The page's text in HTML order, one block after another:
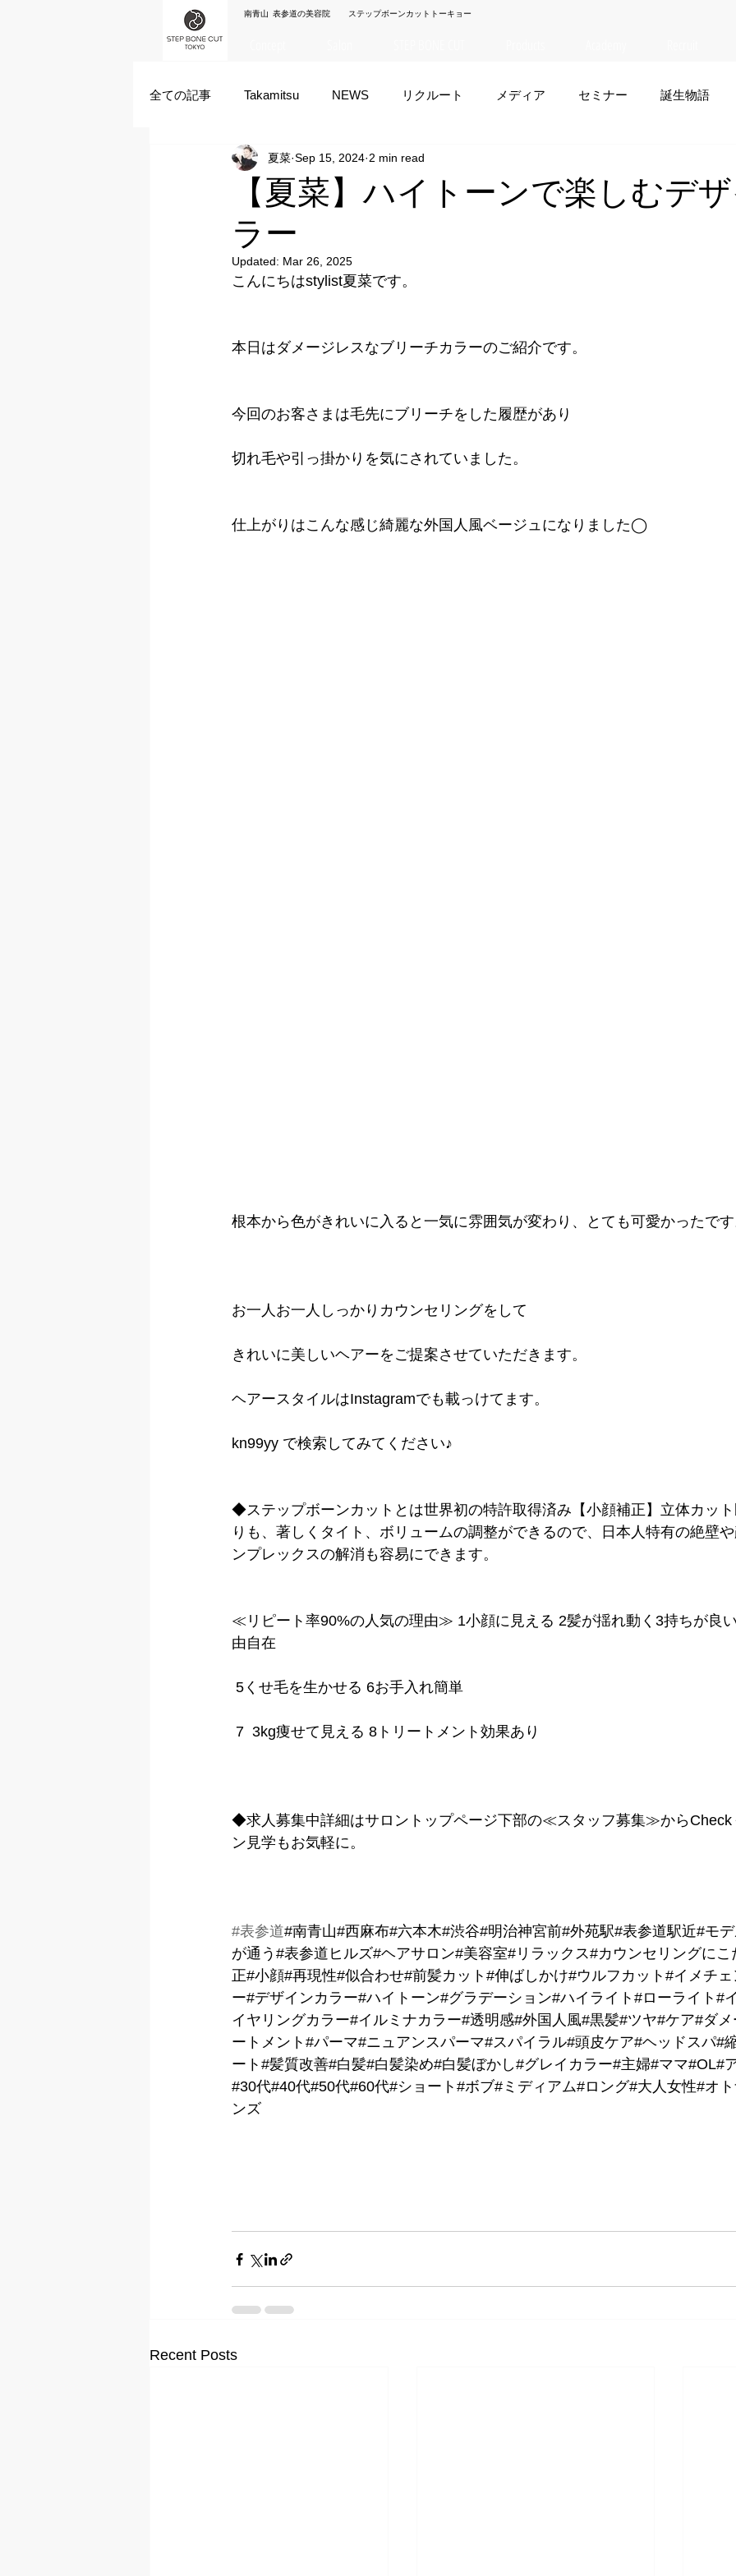
南青山 表参道の美容院 ステップボーンカットトーキョー
全ての記事 Takamitsu NEWS リクルート メディア セミナー 誕生物語
Akane Kanda HAYATO 夏菜
ズシヒロヤ
【夏菜】ハイトーンで楽しむデ
ラー
夏菜 Sep 15, 2024 2 min read
Updated: Mar 26, 2025
こんにちはstylist夏菜です。
本日はダメージレスなブリーチカラーのご紹介です。
今回のお客さまは毛先にブリーチをした履歴があり
切れ毛や引っ掛かりを気にされていました。
仕上がりはこんな感じ綺麗な外国人風ベージュになりました◯
根本から色がきれいに入ると一気に雰囲気が変わり、とても可愛かったで
お一人お一人しっかりカウンセリングをして
きれいに美しいヘアーをご提案させていただきます。
ヘアースタイルはInstagramでも載っけてます。
kn99yy で検索してみてください♪
◆ステップボーンカットとは世界初の特許取得済み【小顔補正】立体カッ
りも、著しくタイト、ボリュームの調整ができるので、日本人特有の絶壁
ンプレックスの解消も容易にできます。
≪リピート率90%の人気の理由≫ 1小顔に見える 2髪が揺れ動く3持ちが良
由自在
5くせ毛を生かせる 6お手入れ簡単
7  3kg痩せて見える 8トリートメント効果あり
◆求人募集中詳細はサロントップページ下部の≪スタッフ募集≫から
ン見学もお気軽に。
#表参道#南青山#西麻布#六本木#渋谷#明治神宮前#外苑駅#表参道駅近#モ
が通う#表参道ヒルズ#ヘアサロン#美容室#リラックス#カウンセリングに
正#小顔#再現性#似合わせ#前髪カット#伸ばしかけ#ウルフカット#イメチ
ー#デザインカラー#ハイトーン#グラデーション#ハイライト#ローライト#
イヤリングカラー#イルミナカラー#透明感#外国人風#黒髪#ツヤ#ケア#ダ
ートメント#パーマ#ニュアンスパーマ#スパイラル#頭皮ケア#ヘッドスパ#
ート#髪質改善#白髪#白髪染め#白髪ぼかし#グレイカラー#主婦#ママ#OL#
#30代#40代#50代#60代#ショート#ボブ#ミディアム#ロング#大人女性#オ
ンズ
Recent Posts